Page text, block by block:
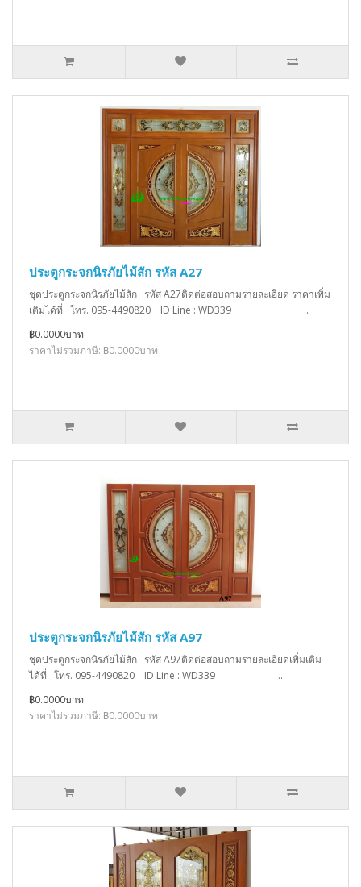
ประตูกระจกนิรภัยไม้สัก รหัส A27
ชุดประตูกระจกนิรภัยไม้สัก รหัส A27ติดต่อสอบถามรายละเอียด ราคาเพิ่ม
เติมได้ที่ โทร. 095-4490820 ID Line : WD339 ..
฿0.0000บาท
ราคาไม่รวมภาษี: ฿0.0000บาท
ประตูกระจกนิรภัยไม้สัก รหัส A97
ชุดประตูกระจกนิรภัยไม้สัก รหัส A97ติดต่อสอบถามรายละเอียดเพิ่มเติม
ได้ที่ โทร. 095-4490820 ID Line : WD339 ..
฿0.0000บาท
ราคาไม่รวมภาษี: ฿0.0000บาท